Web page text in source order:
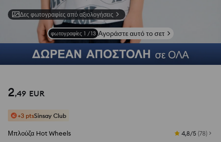
Δες φωτογραφίες από αξιολογήσεις
φωτογραφίες 1 /13 Αγοράστε αυτό το σετ
2,49 EUR
+3 ptsSinsay Club
Μπλούζα Hot Wheels 4,8/5 (78)